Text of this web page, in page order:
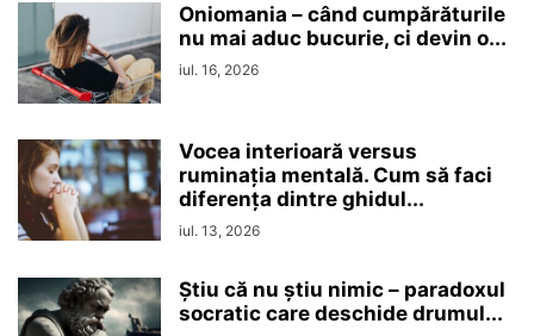
Oniomania – când cumpărăturile
nu mai aduc bucurie, ci devin o...
iul. 16, 2026
Vocea interioară versus
ruminaţia mentală. Cum să faci
diferența dintre ghidul...
iul. 13, 2026
Ştiu că nu ştiu nimic – paradoxul
socratic care deschide drumul...